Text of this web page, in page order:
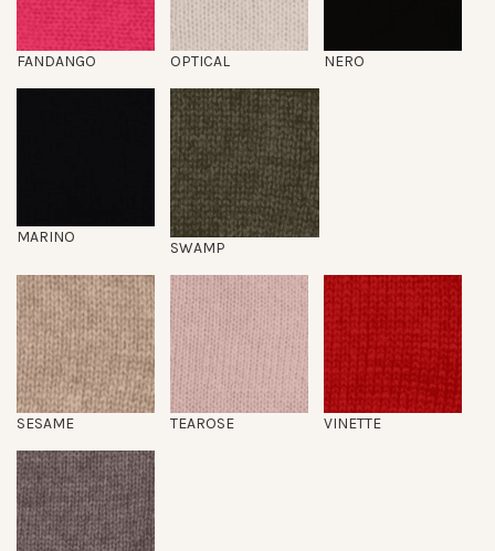
FANDANGO OPTICAL NERO
MARINO
SWAMP
SESAME TEAROSE VINETTE